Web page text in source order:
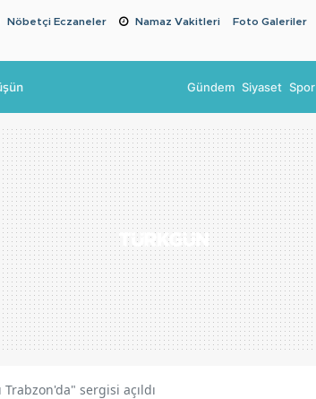
Nöbetçi Eczaneler Namaz Vakitleri
Foto Galeriler
Gündem Siyaset Spor
Trabzon'da" sergisi açıldı